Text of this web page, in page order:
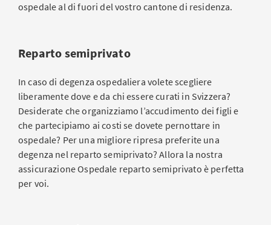
ospedale al di fuori del vostro cantone di residenza.
Reparto semiprivato
In caso di degenza ospedaliera volete scegliere
liberamente dove e da chi essere curati in Svizzera?
Desiderate che organizziamo l’accudimento dei figli e
che partecipiamo ai costi se dovete pernottare in
ospedale? Per una migliore ripresa preferite una
degenza nel reparto semiprivato? Allora la nostra
assicurazione Ospedale reparto semiprivato è perfetta
per voi.